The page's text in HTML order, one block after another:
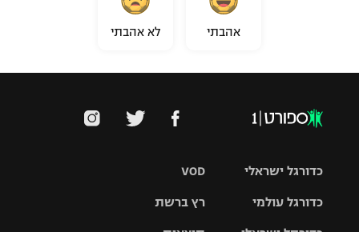
אהבתי לא אהבתי
VOD
רץ ברשת
כדורגל ישראלי
כדורגל עולמי